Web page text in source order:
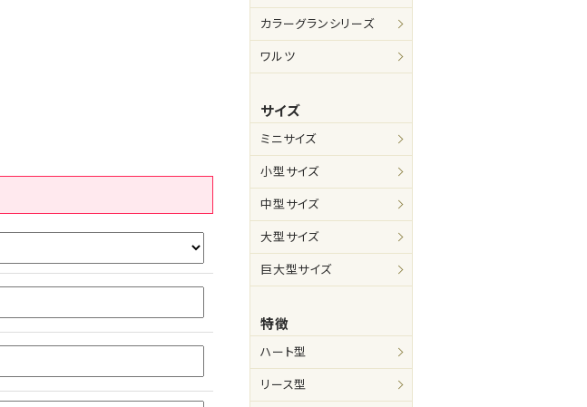
カラーグランシリーズ
ワルツ
サイズ
ミニサイズ
小型サイズ
中型サイズ
大型サイズ
巨大型サイズ
特徴
ハート型
リース型